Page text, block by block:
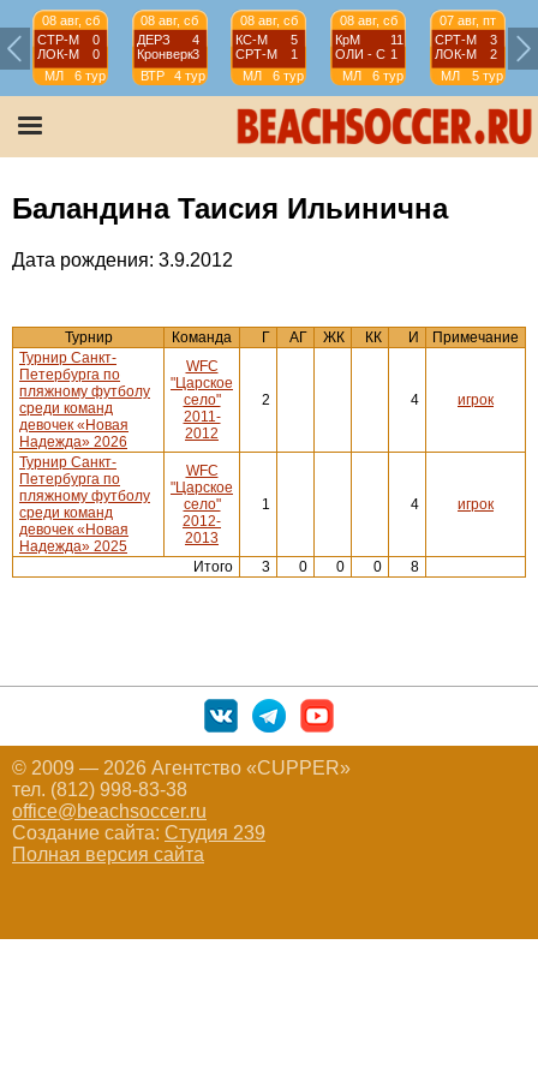
08 авг, сб
СТР-М
0
ЛОК-М
0
МЛ
6 тур
08 авг, сб
ДЕРЗ
4
Кронверк3
ВТР
4 тур
08 авг, сб
КС-М
5
СРТ-М
1
МЛ
6 тур
08 авг, сб
КрМ
11
ОЛИ - С 1
МЛ
6 тур
07 авг, пт
СРТ-М
3
ЛОК-М
2
МЛ
5 тур
Баландина Таисия Ильинична
Дата рождения: 3.9.2012
Турнир Команда Г АГ ЖК КК И
Примечание
Турнир Санкт-
Петербурга по
пляжному футболу
среди команд
девочек «Новая
Надежда» 2026
WFC
"Царское
село"
2011-
2012
2 4 игрок
Турнир Санкт-
Петербурга по
пляжному футболу
среди команд
девочек «Новая
Надежда» 2025
WFC
"Царское
село"
2012-
2013
1 4 игрок
Итого 3 0 0 0 8
© 2009 — 2026 Агентство «CUPPER»
тел. (812) 998-83-38
office@beachsoccer.ru
Создание сайта: Студия 239
Полная версия сайта